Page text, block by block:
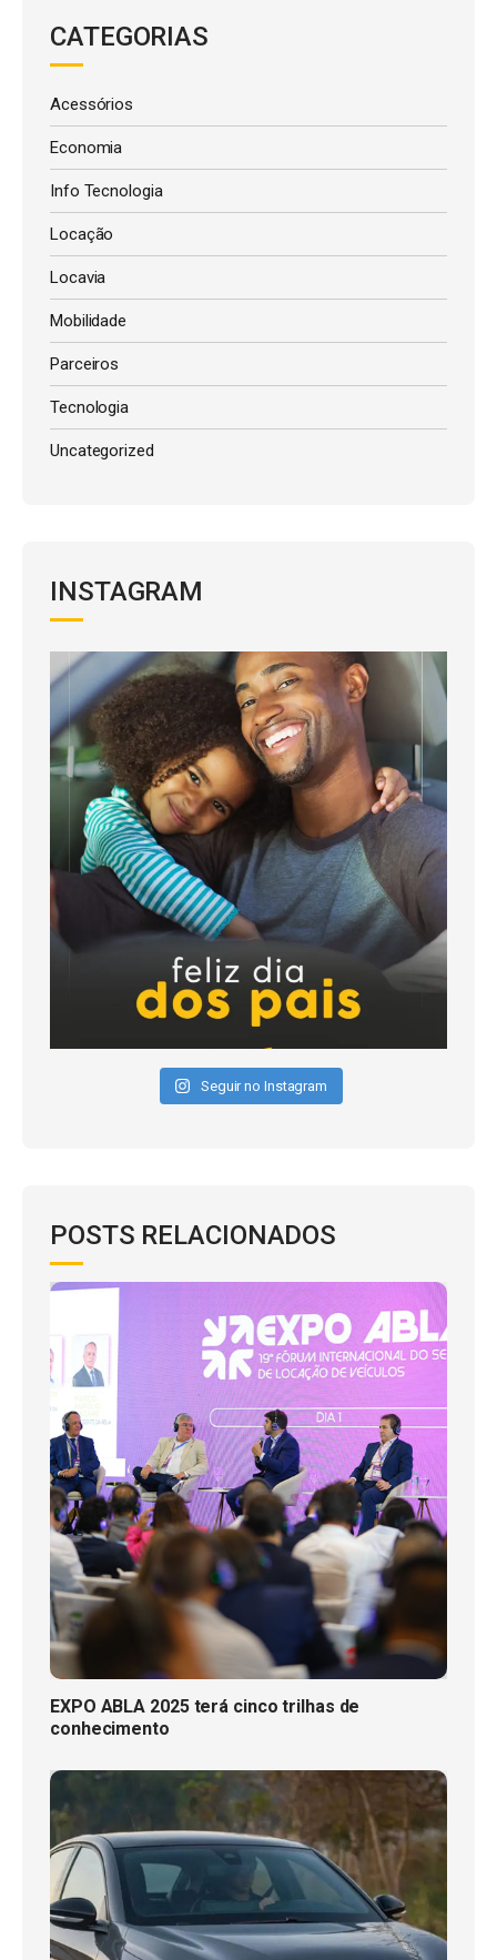
CATEGORIAS
Acessórios
Economia
Info Tecnologia
Locação
Locavia
Mobilidade
Parceiros
Tecnologia
Uncategorized
INSTAGRAM
Seguir no Instagram
POSTS RELACIONADOS
EXPO ABLA 2025 terá cinco trilhas de
conhecimento